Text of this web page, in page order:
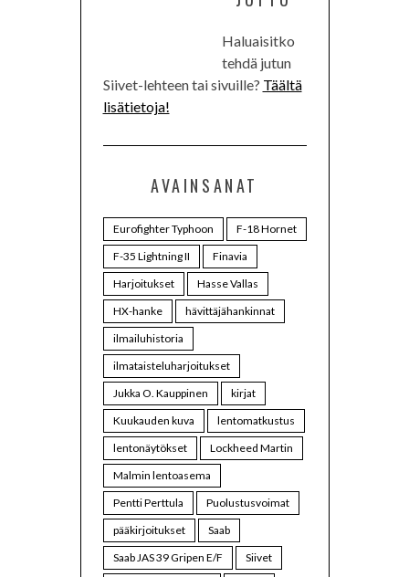
Haluaisitko
tehdä jutun
Siivet-lehteen tai sivuille? Täältä
lisätietoja!
AVAINSANAT
Eurofighter Typhoon
F-18 Hornet
F-35 Lightning II
Finavia
Harjoitukset
Hasse Vallas
HX-hanke
hävittäjähankinnat
ilmailuhistoria
ilmataisteluharjoitukset
Jukka O. Kauppinen
kirjat
Kuukauden kuva
lentomatkustus
lentonäytökset
Lockheed Martin
Malmin lentoasema
Pentti Perttula
Puolustusvoimat
pääkirjoitukset
Saab
Saab JAS 39 Gripen E/F
Siivet